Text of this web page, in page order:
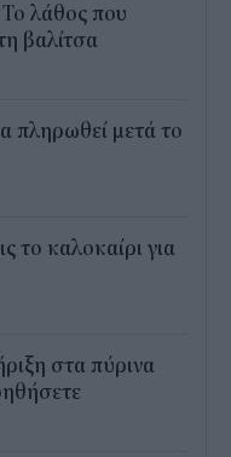
λάθος που
βαλίτσα
πληρωθεί μετά το
το καλοκαίρι για
στα πύρινα